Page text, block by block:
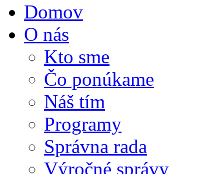
Domov
O nás
Kto sme
Čo ponúkame
Náš tím
Programy
Správna rada
Výročné správy